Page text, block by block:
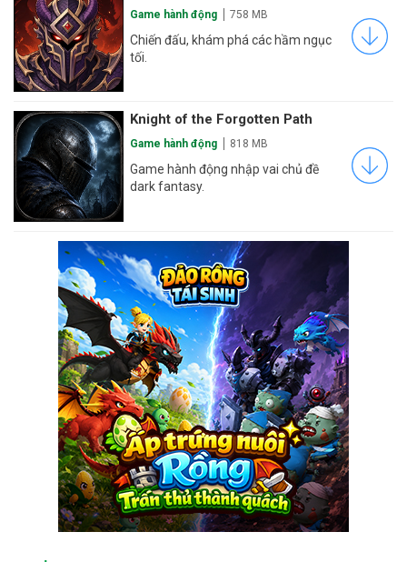
Game hành động 758 MB
Chiến đấu, khám phá các hầm ngục
tối.
Knight of the Forgotten Path
Game hành động 818 MB
Game hành động nhập vai chủ đề
dark fantasy.